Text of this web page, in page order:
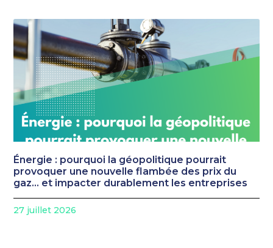
Énergie : pourquoi la géopolitique pourrait
provoquer une nouvelle flambée des prix du
gaz… et impacter durablement les entreprises
27 juillet 2026